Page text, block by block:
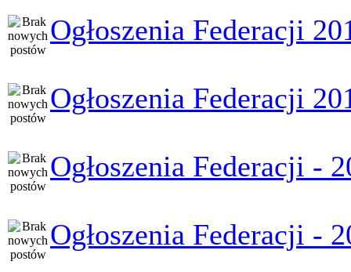
Ogłoszenia Federacji
Ogłoszenia Federacji
Ogłoszenia Federacji -
Ogłoszenia Federacji -